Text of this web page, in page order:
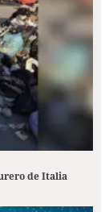
de Italia